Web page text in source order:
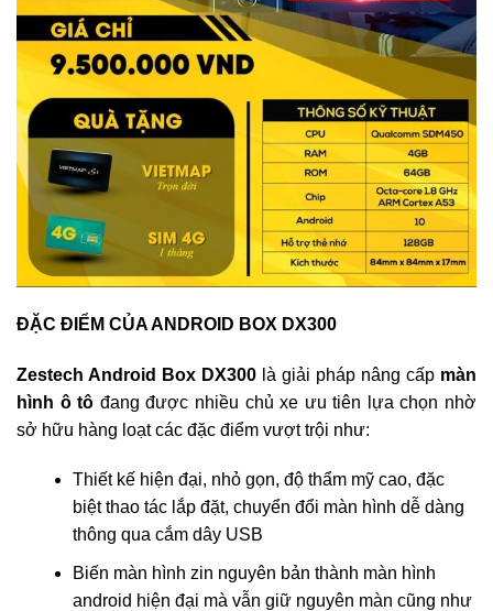
ĐẶC ĐIỂM CỦA ANDROID BOX DX300
Zestech Android Box DX300 là giải pháp nâng cấp màn
hình ô tô đang được nhiều chủ xe ưu tiên lựa chọn nhờ
sở hữu hàng loạt các đặc điểm vượt trội như:
Thiết kế hiện đại, nhỏ gọn, độ thẩm mỹ cao, đặc
biệt thao tác lắp đặt, chuyển đổi màn hình dễ dàng
thông qua cắm dây USB
Biến màn hình zin nguyên bản thành màn hình
android hiện đại mà vẫn giữ nguyên màn cũng như